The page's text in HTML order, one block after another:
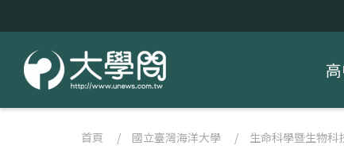
首頁 / 國立臺灣海洋大學 / 生命科學暨生物科